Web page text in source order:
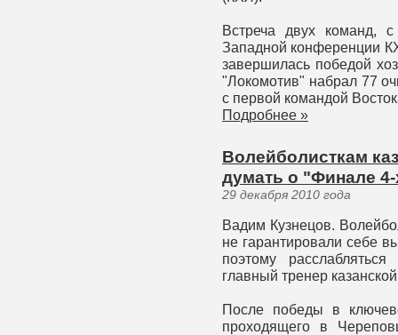
Встреча двух команд,
Западной конференции
завершилась победой
"Локомотив" набрал 77
с первой командой
Подробнее »
Волейболисткам
думать о "Финале 4-
29 декабря 2010 года
Вадим Кузнецов.
не гарантировали себе
поэтому
главный тренер
После победы в
проходящего в